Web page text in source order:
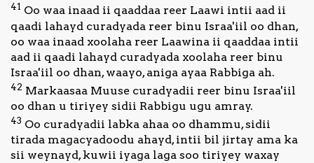
41 Oo waa inaad ii qaaddaa reer Laawi intii aad ii
qaadi lahayd curadyada reer binu Israa'iil oo dhan,
oo waa inaad xoolaha reer Laawina ii qaaddaa intii
aad ii qaadi lahayd curadyada xoolaha reer binu
Israa'iil oo dhan, waayo, aniga ayaa Rabbiga ah.
42 Markaasaa Muuse curadyadii reer binu Israa'iil
oo dhan u tiriyey sidii Rabbigu ugu amray.
43 Oo curadyadii labka ahaa oo dhammu, sidii
tirada magacyadoodu ahayd, intii bil jirtay ama ka
sii weynayd, kuwii iyaga laga soo tiriyey waxay